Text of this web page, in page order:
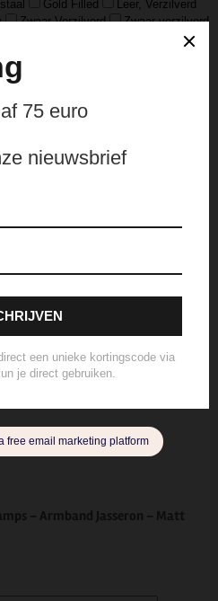
Gold Filled
Leer, Verzilverd
Zwaar Verzilverd
Zwaar verzilverd
Creditcard Wallet
Hand- & Bodylotion
Hanger Heuptas
Sleutelhanger
Special Edition
– Armband Jasseron – Matt